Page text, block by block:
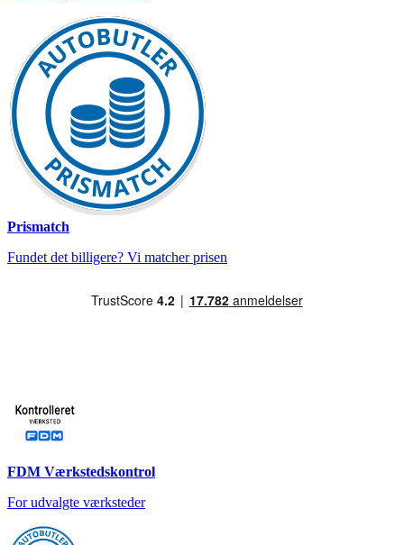
Prismatch
Fundet det billigere? Vi matcher prisen
FDM Værkstedskontrol
For udvalgte værksteder